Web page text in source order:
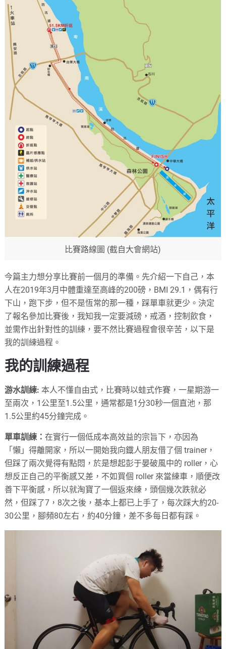
比賽路線圖 (截自大會網站)
今篇主力想分享比賽前一個月的準備。先介紹一下自己，本
人在2019年3月中體重達至高峰的200磅，BMI 29.1，偶有行
下山，跑下步，但不是恆常的那一種，踩單車就更少。決定
了報名參加比賽後，我知我一定要減磅，戒酒，控制飲食，
並需作出針對性的訓練，要不然比賽過程會很辛苦，以下是
我的訓練過程。
我的訓練過程
游水訓練: 本人不懂自由式，比賽時以蛙式作賽，一星期游一
至兩次，1公里至1.5公里，通常都是1分30秒一個直池，那
1.5公里約45分鐘完成。
單車訓練：在實行一個低成本高效益的宗旨下，亦因為
「懶」得離開家，所以一開始我向鐡人朋友借了個 trainer，
但踩了兩次覺得有點悶，於是想起彭于晏破風中的 roller，心
想反正自己的平衡感又差，不如買個 roller 來當練車，順便改
善下平衡感，所以就淘寶了一個返來練，頭個幾次跌就必
然，但踩了7，8次之後，基本上都已上手了，每次踩大約20-
30公里，腳頻80左右，約40分鐘，差不多每日都有踩。